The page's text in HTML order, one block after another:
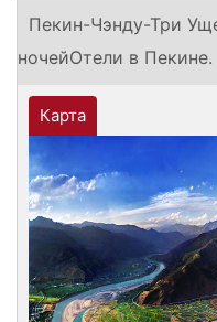
Пекин-Чэнду-Три
ночейОтели в Пекине.
Карта